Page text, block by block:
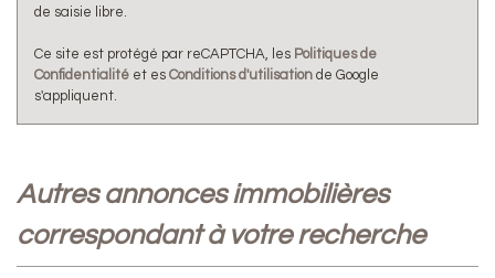
de saisie libre.
Ce site est protégé par reCAPTCHA, les Politiques de
Confidentialité et es Conditions d'utilisation de Google
s'appliquent.
autres annonces immobilières
correspondant à votre recherche